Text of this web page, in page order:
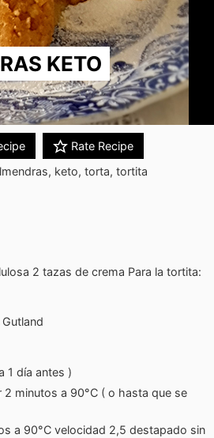
KETO
Rate Recipe
keto, torta, tortita
2 tazas de crema Para la tortita:
1 día antes )
minutos a 90°C ( o hasta que se
a 90°C velocidad 2,5 destapado sin